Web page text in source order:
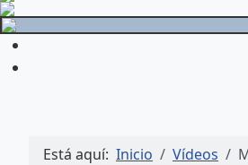
Está aquí: Inicio Vídeos